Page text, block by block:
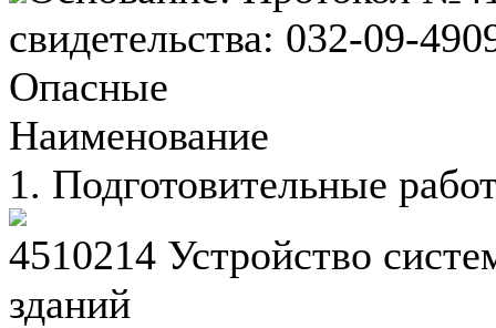
свидетельства: 032-09-
Опасные
Наименование
1. Подготовительные
4510214 Устройство
зданий